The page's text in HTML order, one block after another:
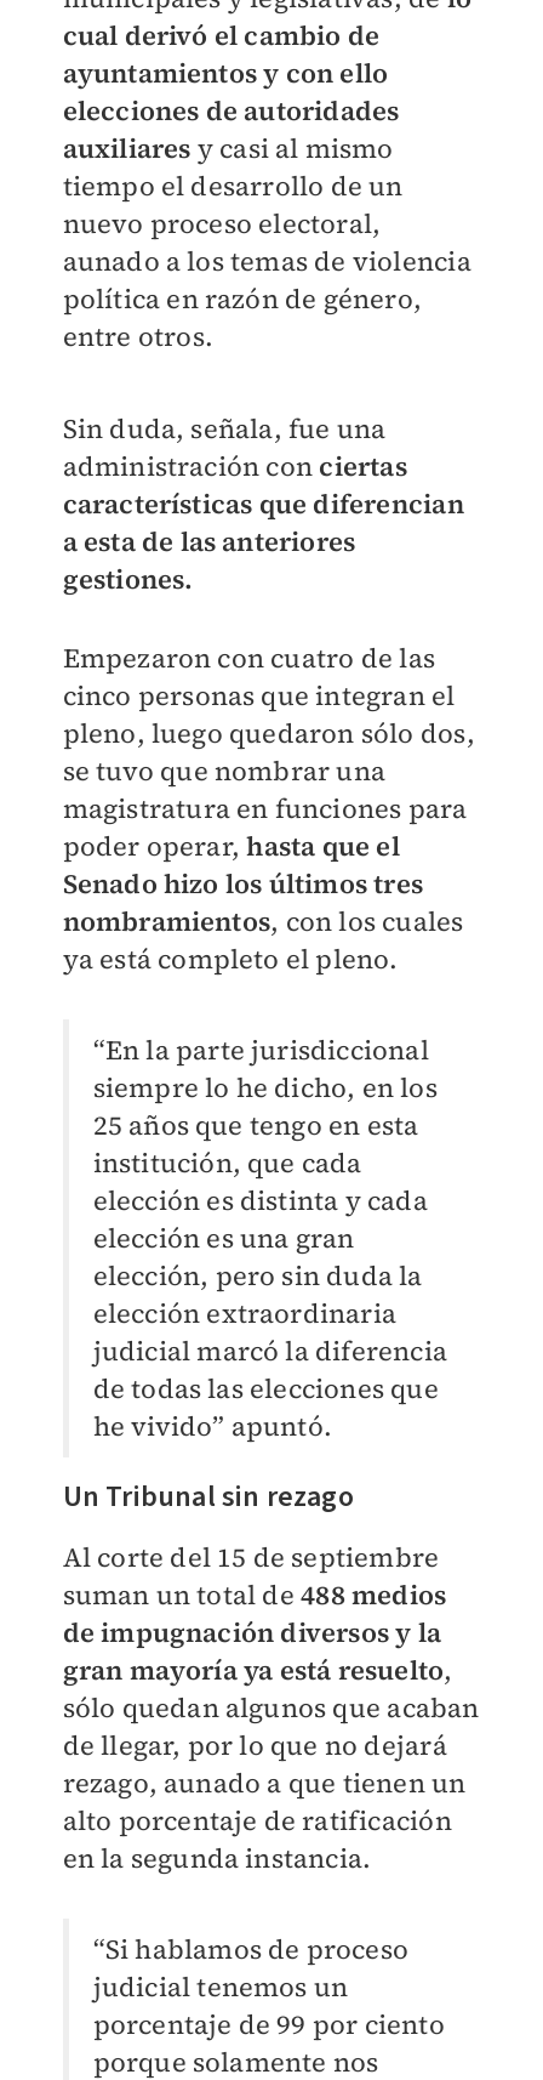
cual derivó el cambio de
ayuntamientos y con ello
elecciones de autoridades
auxiliares y casi al mismo
tiempo el desarrollo de un
nuevo proceso electoral,
aunado a los temas de violencia
política en razón de género,
entre otros.
Sin duda, señala, fue una
administración con ciertas
características que diferencian
a esta de las anteriores
gestiones.
Empezaron con cuatro de las
cinco personas que integran el
pleno, luego quedaron sólo dos,
se tuvo que nombrar una
magistratura en funciones para
poder operar,hasta que el
Senado hizo los últimos tres
nombramientos, con los cuales
ya está completo el pleno.
“En la parte jurisdiccional
siempre lo he dicho, en los
25 años que tengo en esta
institución, que cada
elección es distinta y cada
elección es una gran
elección, pero sin duda la
elección extraordinaria
judicial marcó la diferencia
de todas las elecciones que
he vivido” apuntó.
Un Tribunal sin rezago
Al corte del 15 de septiembre
suman un total de 488 medios
de impugnación diversos y la
gran mayoría ya está resuelto,
sólo quedan algunos que acaban
de llegar, por lo que no dejará
rezago, aunado a que tienen un
alto porcentaje de ratificación
en la segunda instancia.
“Si hablamos de proceso
judicial tenemos un
porcentaje de 99 por ciento
porque solamente nos